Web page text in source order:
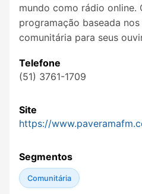
mundo como rádio online.
programação baseada
comunitária para seus
Telefone
(51) 3761-1709
Site
https://
Segmentos
Comunitária